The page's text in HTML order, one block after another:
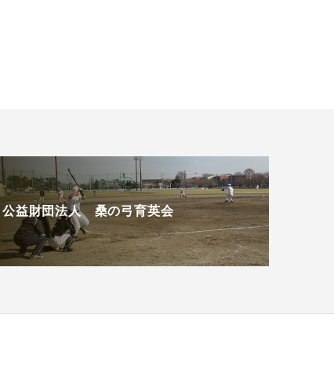
公益財団法人 桑の弓育英会